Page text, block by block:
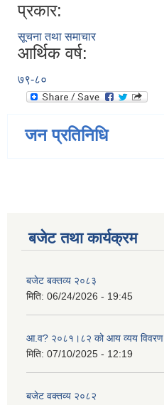
प्रकार:
सूचना तथा समाचार
आर्थिक वर्ष:
७९-८०
जन प्रतिनिधि
बजेट तथा कार्यक्रम
बजेट बक्तव्य २०८३
मिति: 06/24/2026 - 19:45
आ.व? २०८१।८२ को आय व्यय विवरण
मिति: 07/10/2025 - 12:19
बजेट वक्तव्य २०८२